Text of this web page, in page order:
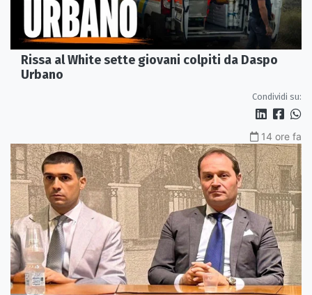
Rissa al White sette giovani colpiti da Daspo
Urbano
Condividi su:
14 ore fa